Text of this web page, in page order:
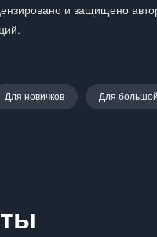
и защищено
Для новичков Для